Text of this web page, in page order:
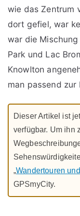
wie das Zentrum
dort gefiel, war
war die
Park und Lac
Knowlton
man passend zur
Dieser Artikel ist
verfügbar. Um ihn
„Wandertouren
GPSmyCity.